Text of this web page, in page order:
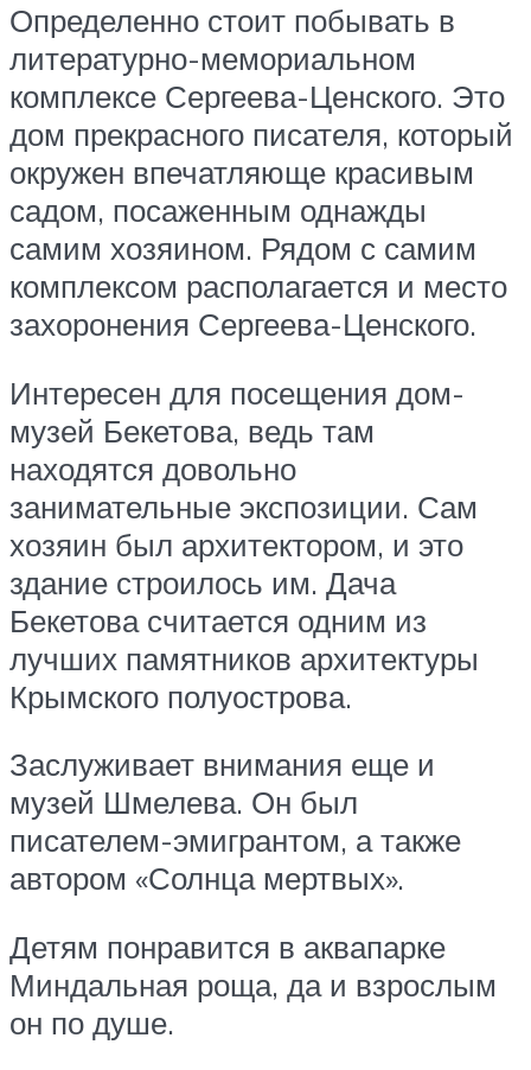
Определенно стоит побывать в
литературно-мемориальном
комплексе Сергеева-Ценского. Это
дом прекрасного писателя, который
окружен впечатляюще красивым
садом, посаженным однажды
самим хозяином. Рядом с самим
комплексом располагается и место
захоронения Сергеева-Ценского.
Интересен для посещения дом-
музей Бекетова, ведь там
находятся довольно
занимательные экспозиции. Сам
хозяин был архитектором, и это
здание строилось им. Дача
Бекетова считается одним из
лучших памятников архитектуры
Крымского полуострова.
Заслуживает внимания еще и
музей Шмелева. Он был
писателем-эмигрантом, а также
автором «Солнца мертвых».
Детям понравится в аквапарке
Миндальная роща, да и взрослым
он по душе.